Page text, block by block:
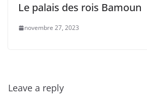
Le palais des rois Bamoun
novembre 27, 2023
Leave a reply